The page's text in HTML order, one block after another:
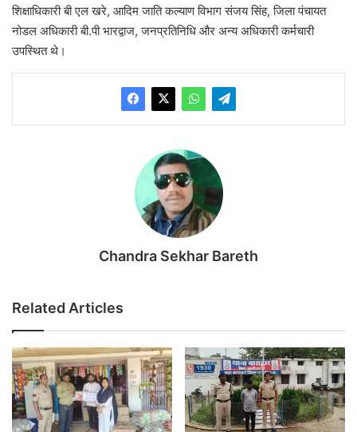
शिक्षाधिकारी बी एल खरे, आदिम जाति कल्याण विभाग संजय सिंह, जिला पंचायत
नोडल अधिकारी बी.पी भारद्वाज, जनप्रतिनिधि और अन्य अधिकारी कर्मचारी
उपस्थित थे।
Chandra Sekhar Bareth
Related Articles